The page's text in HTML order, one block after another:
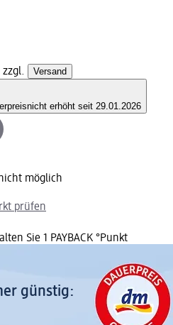
Versand
nicht erhöht seit 29.01.2026
möglich
prüfen
Sie 1 PAYBACK °Punkt
günstig: